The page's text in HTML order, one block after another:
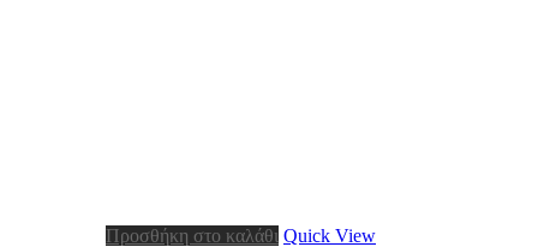
Προσθήκη στο καλάθι Quick View